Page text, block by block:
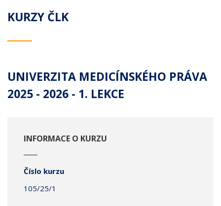
KURZY ČLK
UNIVERZITA MEDICÍNSKÉHO PRÁVA
2025 - 2026 - 1. LEKCE
INFORMACE O KURZU
Číslo kurzu
105/25/1